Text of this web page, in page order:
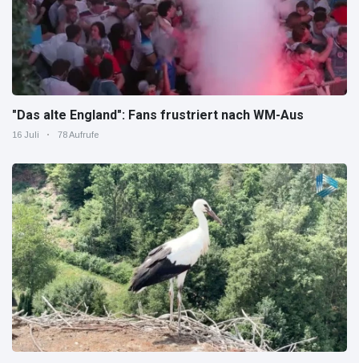
"Das alte England": Fans frustriert nach WM-Aus
16 Juli 78 Aufrufe